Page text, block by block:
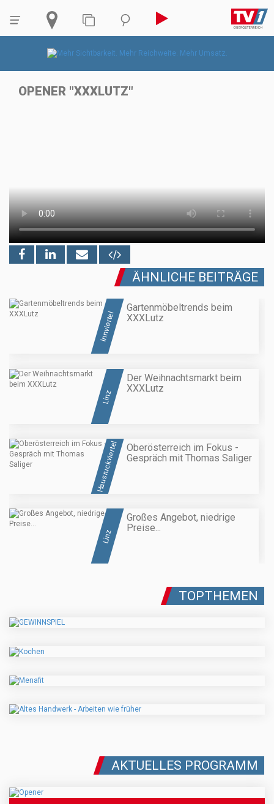
OPENER "XXXLUTZ"
ÄHNLICHE BEITRÄGE
Innviertel
Gartenmöbeltrends beim
XXXLutz
Linz
Der Weihnachtsmarkt beim
XXXLutz
Hausruckviertel
Oberösterreich im Fokus -
Gespräch mit Thomas Saliger
Linz
Großes Angebot, niedrige
Preise...
TOPTHEMEN
AKTUELLES PROGRAMM